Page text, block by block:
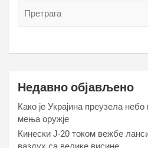
Недавно објављено
Како је Украјина преузела
мења оружје
Кинески Ј-20 током вежбе